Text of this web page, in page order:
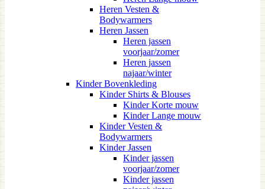
Heren Vesten &
Bodywarmers
Heren Jassen
Heren jassen
voorjaar/zomer
Heren jassen
najaar/winter
Kinder Bovenkleding
Kinder Shirts & Blouses
Kinder Korte mouw
Kinder Lange mouw
Kinder Vesten &
Bodywarmers
Kinder Jassen
Kinder jassen
voorjaar/zomer
Kinder jassen